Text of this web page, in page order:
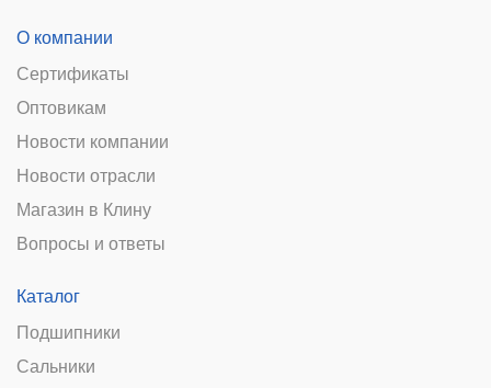
О компании
Сертификаты
Оптовикам
Новости компании
Новости отрасли
Магазин в Клину
Вопросы и ответы
Каталог
Подшипники
Сальники